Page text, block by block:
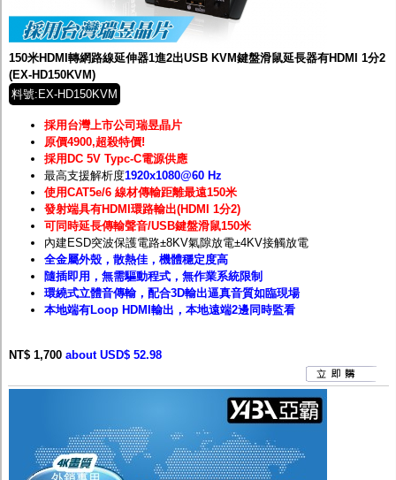
150米HDMI轉網路線延伸器1進2出USB KVM鍵盤滑鼠延長器有HDMI 1分2
(EX-HD150KVM)
料號:EX-HD150KVM
採用台灣上市公司瑞昱晶片
原價4900,超殺特價!
採用DC 5V Typc-C電源供應
最高支援解析度1920x1080@60 Hz
使用CAT5e/6 線材傳輸距離最遠150米
發射端具有HDMI環路輸出(HDMI 1分2)
可同時延長傳輸聲音/USB鍵盤滑鼠150米
內建ESD突波保護電路±8KV氣隙放電±4KV接觸放電
全金屬外殼，散熱佳，機體穩定度高
隨插即用，無需驅動程式，無作業系統限制
環繞式立體音傳輸，配合3D輸出逼真音質如臨現場
本地端有Loop HDMI輸出，本地遠端2邊同時監看
NT$ 1,700 about USD$ 52.98